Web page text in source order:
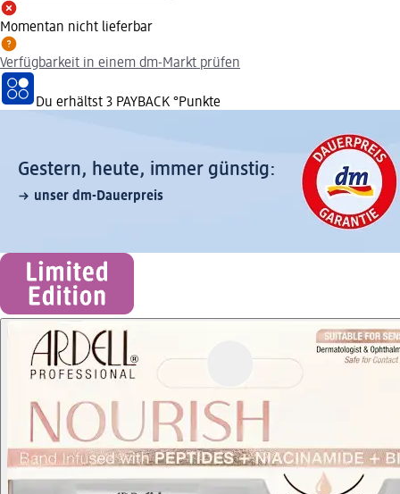
Momentan nicht lieferbar
Verfügbarkeit in einem dm-Markt prüfen
Du erhältst 3 PAYBACK °Punkte
Gestern, heute, immer günstig:
unser dm-Dauerpreis